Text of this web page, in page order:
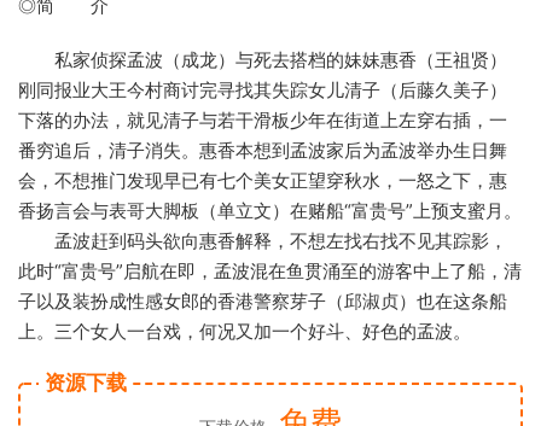
◎简 介
私家侦探孟波（成龙）与死去搭档的妹妹惠香（王祖贤）
刚同报业大王今村商讨完寻找其失踪女儿清子（后藤久美子）
下落的办法，就见清子与若干滑板少年在街道上左穿右插，一
番穷追后，清子消失。惠香本想到孟波家后为孟波举办生日舞
会，不想推门发现早已有七个美女正望穿秋水，一怒之下，惠
香扬言会与表哥大脚板（单立文）在赌船“富贵号”上预支蜜月。
孟波赶到码头欲向惠香解释，不想左找右找不见其踪影，
此时“富贵号”启航在即，孟波混在鱼贯涌至的游客中上了船，清
子以及装扮成性感女郎的香港警察芽子（邱淑贞）也在这条船
上。三个女人一台戏，何况又加一个好斗、好色的孟波。
资源下载